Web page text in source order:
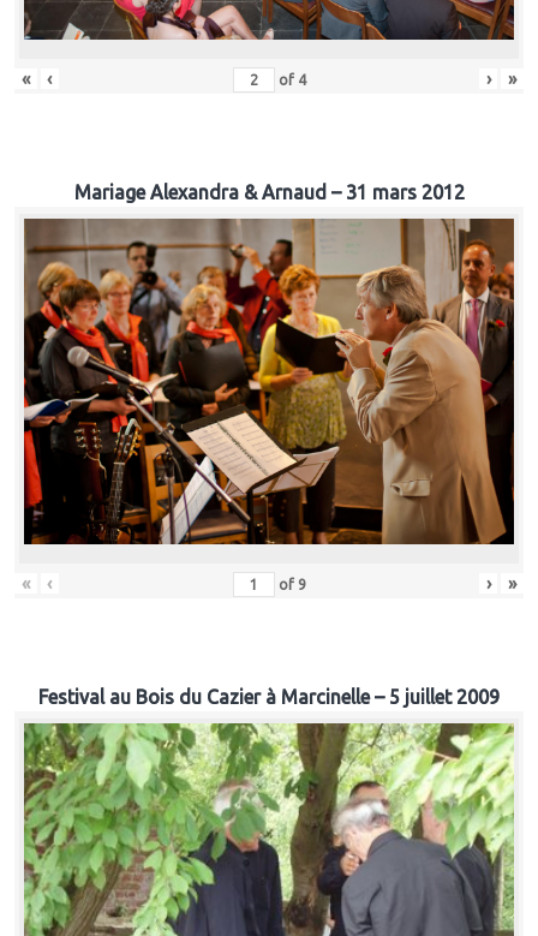
« ‹ of 4 › »
Mariage Alexandra & Arnaud – 31 mars 2012
« ‹ of 9 › »
Festival au Bois du Cazier à Marcinelle – 5 juillet 2009